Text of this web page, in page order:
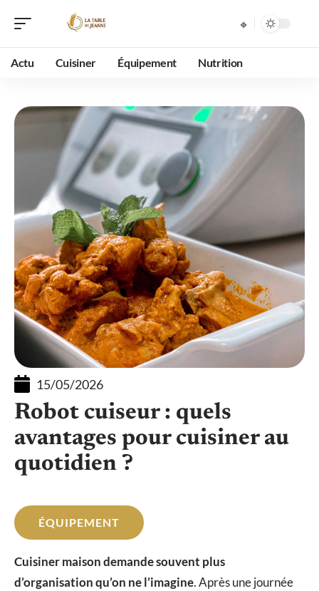
Actu Cuisiner Équipement Nutrition
15/05/2026
Robot cuiseur : quels
avantages pour cuisiner au
quotidien ?
ÉQUIPEMENT
Cuisiner maison demande souvent plus
d’organisation qu’on ne l’imagine. Après une journée